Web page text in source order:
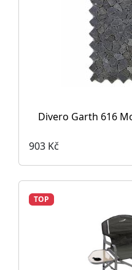
Divero Garth 616
903 Kč
TOP